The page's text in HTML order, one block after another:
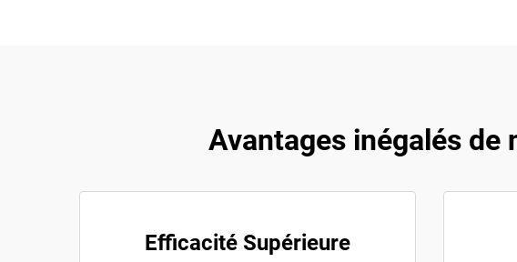
Avantages inégalés de
Efficacité Supérieure